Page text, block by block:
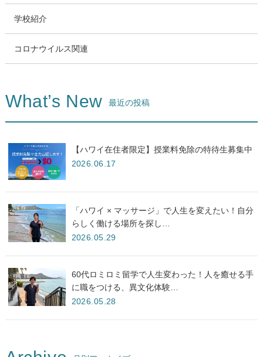
学校紹介
コロナウイルス関連
What’s New 最近の投稿
【ハワイ在住者限定】授業料免除の特待生募集中
2026.06.17
「ハワイ × マッサージ」で人生を変えたい！自分
らしく働ける場所を探し…
2026.05.29
60代ロミロミ留学で人生変わった！人を癒せる手
に職をつける、異文化体験…
2026.05.28